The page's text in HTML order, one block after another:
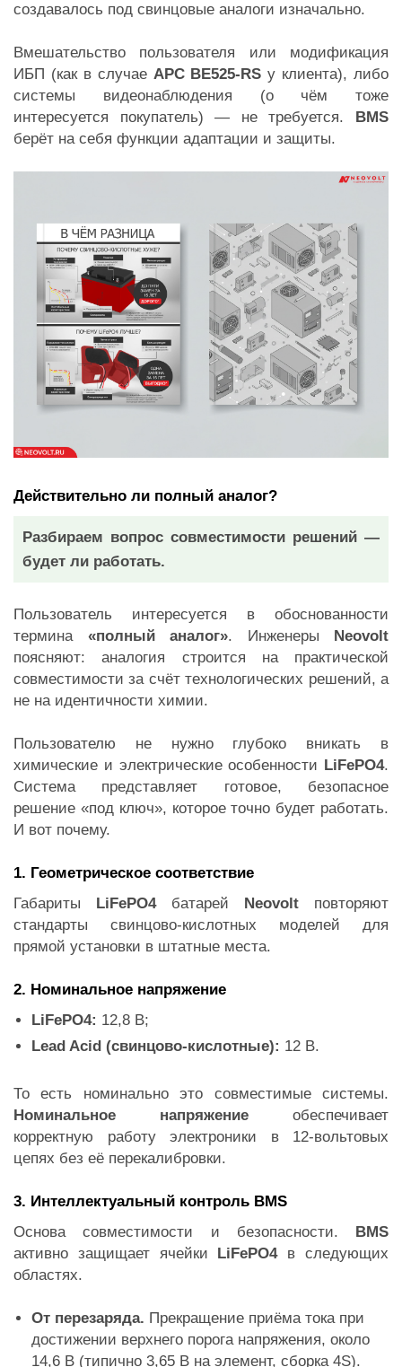
создавалось под свинцовые аналоги изначально.
Вмешательство пользователя или модификация
ИБП (как в случае APC BE525-RS у клиента), либо
системы видеонаблюдения (о чём тоже
интересуется покупатель) — не требуется.
BMS
берёт на себя функции адаптации и защиты.
Действительно ли полный аналог?
Разбираем вопрос совместимости решений —
будет ли работать.
Пользователь интересуется в обоснованности
термина «полный аналог». Инженеры Neovolt
поясняют: аналогия строится на практической
совместимости за счёт технологических решений, а
не на идентичности химии.
Пользователю не нужно глубоко вникать в
химические и электрические особенности LiFePO4.
Система представляет готовое, безопасное
решение «под ключ», которое точно будет работать.
И вот почему.
1. Геометрическое соответствие
Габариты LiFePO4батарей Neovolt повторяют
стандарты свинцово-кислотных моделей для
прямой установки в штатные места.
2. Номинальное напряжение
LiFePO4: 12,8 В;
Lead Acid (свинцово-кислотные): 12 В.
То есть номинально это совместимые системы.
Номинальное напряжение обеспечивает
корректную работу электроники в 12-вольтовых
цепях без её перекалибровки.
3. Интеллектуальный контроль BMS
Основа совместимости и безопасности. BMS
активно защищает ячейки LiFePO4в следующих
областях.
От перезаряда. Прекращение приёма тока при
достижении верхнего порога напряжения, около
14,6 В (типично 3,65 В на элемент, сборка 4S).